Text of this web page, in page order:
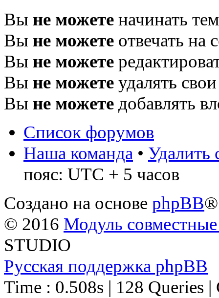
Вы не можете начинать
Вы не можете отвечать на
Вы не можете
Вы не можете удалять
Вы не можете добавлять
Список форумов
Наша команда • Удалить
пояс: UTC + 5 часов
Создано на основе phpBB®
© 2016 Модуль
STUDIO
Русская поддержка phpBB
Time : 0.508s | 128 Queries